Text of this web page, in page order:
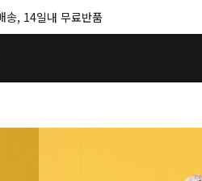
송, 14일내 무료반품